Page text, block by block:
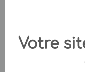
Votre